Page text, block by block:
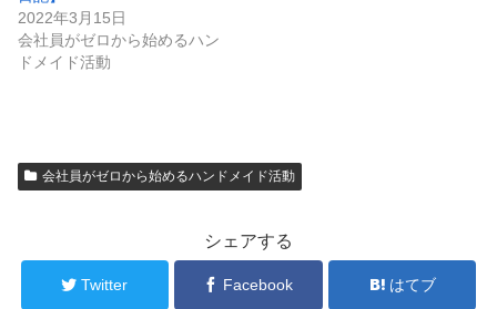
2022年3月15日
会社員がゼロから始めるハン
ドメイド活動
会社員がゼロから始めるハンドメイド活動
シェアする
Twitter Facebook はてブ